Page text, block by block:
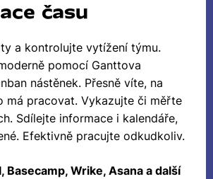
času
a kontrolujte vytížení týmu.
pomocí Ganttova
nástěnek. Přesně víte, na
má pracovat. Vykazujte či měřte
Sdílejte informace i kalendáře,
Efektivně pracujte odkudkoliv.
Basecamp, Wrike, Asana a další